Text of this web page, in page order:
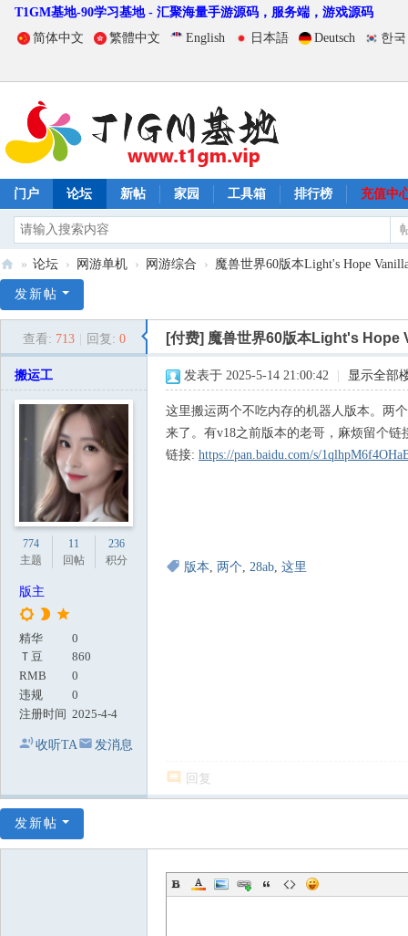
T1GM基地-90学习基地 - 汇聚海量手游源码，服务端，游戏源码
简体中文
繁體中文 English 日本語 Deutsch 한
门户 论坛 新帖 家园 工具箱 排行榜 充值中
1
» 论坛 › 网游单机 › 网游综合 › 魔兽世界60版本Light's Hope
发新帖
查看: 713 回复: 0 [付费] 魔兽世界60版本Light's Hope
搬运工
774
主题
11
回帖
236
积分
版主
精华
0
Ｔ豆
860
RMB
0
违规
0
注册时间 2025-4-4
收听TA 发消息
发表于 2025-5-14 21:00:42 显示全部
这里搬运两个不吃内存的机器人版本。两
来了。有v18之前版本的老哥，麻烦留个链
链接: https://pan.baidu.com/s/
版本, 两个, 28ab, 这里
回复
发新帖